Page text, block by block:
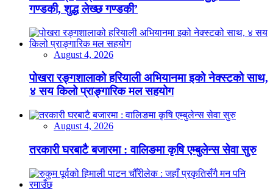
गण्डकी, शुद्ध लेख्छ गण्डकी’
August 4, 2026
पोखरा रङ्गशालाको हरियाली अभियानमा इको नेक्स्टको साथ,
४ सय किलो प्राङ्गारिक मल सहयोग
August 4, 2026
तरकारी घरबाटै बजारमा : वालिङमा कृषि एम्बुलेन्स सेवा सुरु